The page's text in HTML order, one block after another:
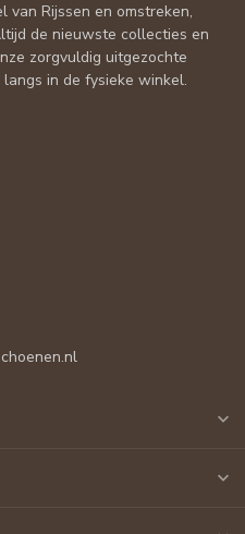
van Rijssen en omstreken,
de nieuwste collecties en
zorgvuldig uitgezochte
in de fysieke winkel.